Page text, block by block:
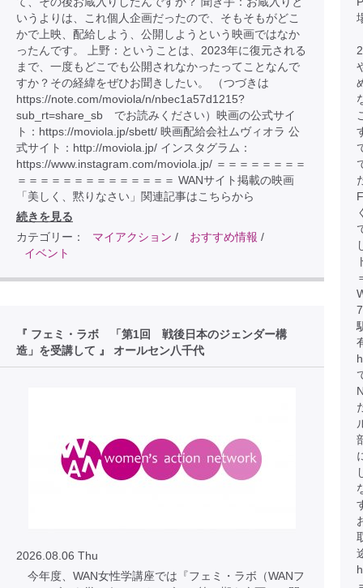
いうよりは、これ個人企画だったので、そもそもがどこ
かで上映、配給しよう、公開しようという映画ではなか
ったんです。 上野：ということは、2023年に復元される
まで、一度もどこでも公開されなかったってことなんで
すか？その経緯をぜひお聞きしたい。 （つづきは
https://note.com/moviola/n/nbec1a57d1215?
sub_rt=share_sb でお読みください）映画の公式サイ
ト：https://moviola.jp/sbett/ 映画配給会社ムヴィオラ 公
式サイト：http://moviola.jp/ インスタグラム：
https://www.instagram.com/moviola.jp/ ＝＝＝＝＝＝＝＝
＝＝＝＝＝＝＝＝＝＝＝＝＝＝ WANサイト掲載の映画
「美しく、黙りなさい」関連記事はこちらから
続きを見る
カテゴリー：
マイアクション / おすすめ情報 /
イベント
『 フェミ・ラボ 「第1回 戦後日本のジェンダー構
造」を受講して 』 オールセン八千代
2026.08.06 Thu
今年度、WAN女性学講座では『フェミ・ラボ（WANフ